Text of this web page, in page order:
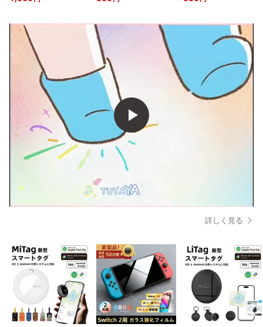
droid「デバイスを探す」
月額不要 MiTag 小型・持
ち運び便利 キーホルダー
紛失防止 迷子防止 老人
用 ペット用 キーファイ
ンダー スマートタグカギ
防水 防犯 自転車
ルーライトカット 硬度 9
散防止 指紋防止 充電ド
ッグ非干渉 強化ガラスフ
ィルム 保護フィルム 液
晶保護 画面保護 OLED
モデル テレビゲーム ガ
ラスフィルム 保護 透明 L
ITE/OLED 用
不要 Apple MFi 認証 Goo
対応 airtag エアタグ互換
ミニ GPS 小型 GPS タグ
追跡 紛失防止タグ 財布
鍵 子供 高齢者 ペット用
スマートトラッカー 日本
電池対応
詳しく見る